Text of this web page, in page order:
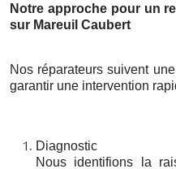
Notre approche pour un
sur Mareuil Caubert
Nos réparateurs suivent
garantir une intervention
Diagnostic
Nous identifions la